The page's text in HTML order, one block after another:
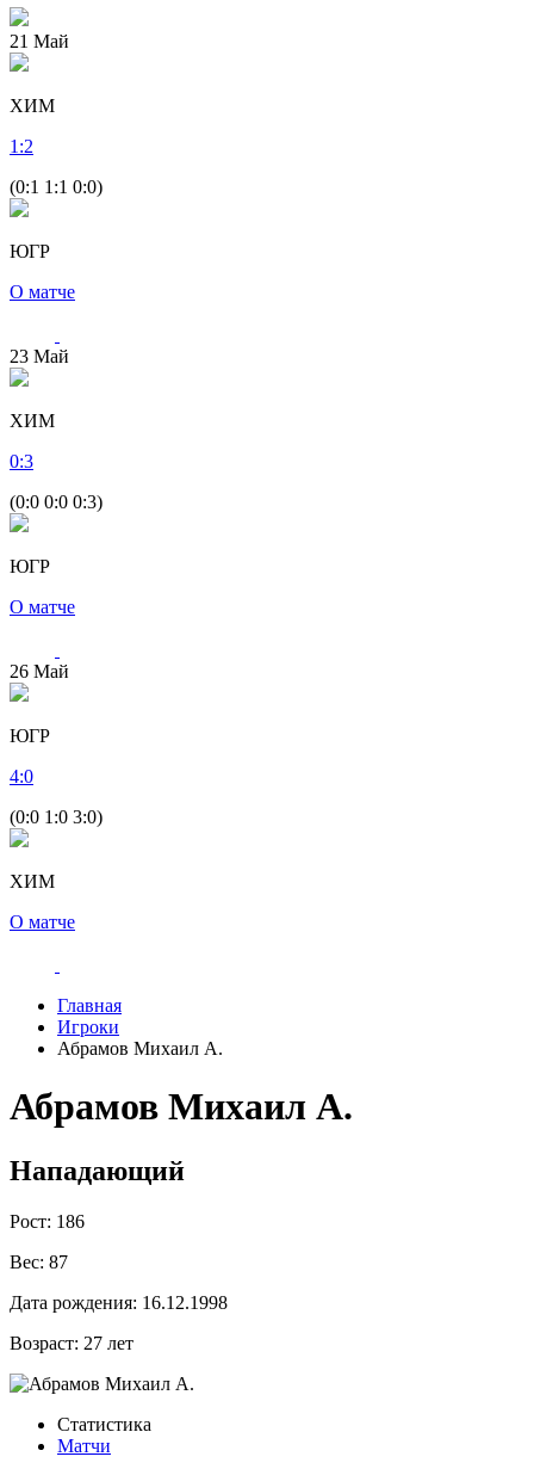
21 Май
ХИМ
1 :2
(0:1 1:1 0:0)
ЮГР
О матче
23 Май
ХИМ
0:3
(0:0 0:0 0:3)
ЮГР
О матче
26 Май
ЮГР
4:0
(0:0 1:0 3:0)
ХИМ
О матче
Главная
Игроки
Абрамов Михаил А.
Абрамов Михаил А.
Нападающий
Рост: 186
Вес: 87
Дата рождения: 16.12.1998
Возраст: 27 лет
Статистика
Матчи